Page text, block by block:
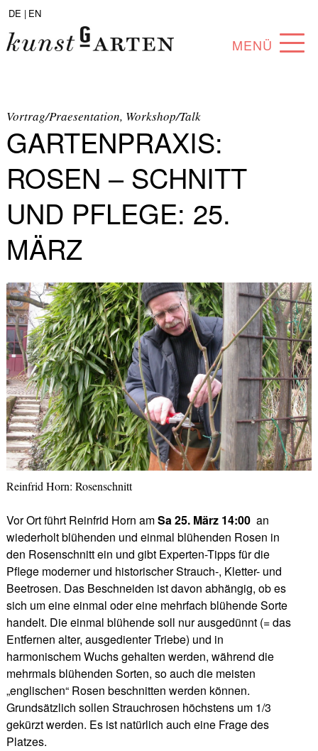
DE | EN
MENÜ
ABOUT
SAMMLUNG
KÜNSTLER*INNEN
PARTNER*INNEN
Vortrag/Praesentation, Workshop/Talk
GARTENPRAXIS:
ROSEN – SCHNITT
UND PFLEGE: 25.
MÄRZ
Reinfrid Horn: Rosenschnitt
Vor Ort führt Reinfrid Horn amSa 25. März 14:00 an
wiederholt blühenden und einmal blühenden Rosen in
den Rosenschnitt ein und gibt Experten-Tipps für die
Pflege moderner und historischer Strauch-, Kletter- und
Beetrosen. Das Beschneiden ist davon abhängig, ob es
sich um eine einmal oder eine mehrfach blühende Sorte
handelt. Die einmal blühende soll nur ausgedünnt (= das
Entfernen alter, ausgedienter Triebe) und in
harmonischem Wuchs gehalten werden, während die
mehrmals blühenden Sorten, so auch die meisten
„englischen“ Rosen beschnitten werden können.
Grundsätzlich sollen Strauchrosen höchstens um 1/3
gekürzt werden. Es ist natürlich auch eine Frage des
Platzes.